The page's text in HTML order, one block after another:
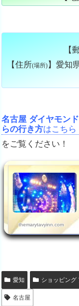
【
【住所(場所) 】愛知
名古屋 ダイヤモン
らの行き方はこちら
をご覧ください！
themarytavyinn.com
愛知 ショッピング
名古屋